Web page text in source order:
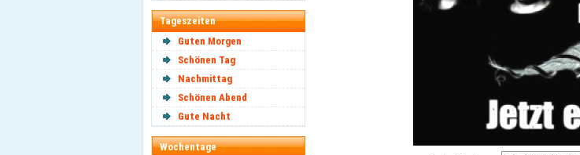
Tageszeiten
Guten Morgen
Schönen Tag
Nachmittag
Schönen Abend
Gute Nacht
Wochentage